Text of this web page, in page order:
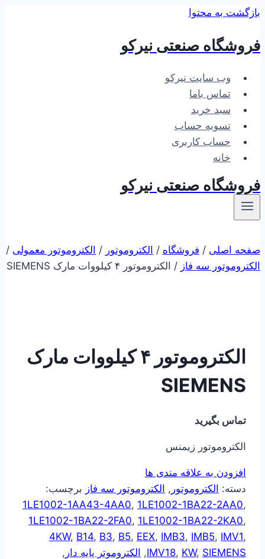
بازگشت به محتوا
فروشگاه صنعتی نیرکو
وب سایت نیرکو
تماس باما
سبد خرید
تسویه حساب
حساب کاربری
خانه
فروشگاه صنعتی نیرکو
صفحه اصلی / فروشگاه / الکتروموتور / الکتروموتور معمولی /
الکتروموتور سه فاز / الکتروموتور ۴ کیلووات مارک SIEMENS
الکتروموتور ۴ کیلووات مارک
SIEMENS
تماس بگیرید
الکتروموتور زیمنس
افزودن به علاقه مندی ها
دسته: الکتروموتور , الکتروموتور سه فاز برچسب:
1LE1002-1AA43-4AA0, 1LE1002-1BA22-2AA0,
1LE1002-1BA22-2FA0, 1LE1002-1BA22-2KA0,
4KW, B14, B3, B5, EEX, IMB3, IMB5, IMV1,
IMV18, KW, SIEMENS
, الکتروموتر پایه دار ,